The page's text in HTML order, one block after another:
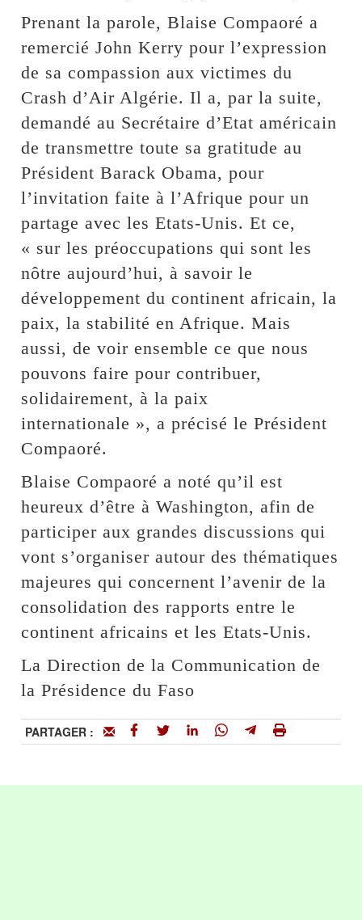
Prenant la parole, Blaise Compaoré a
remercié John Kerry pour l’expression
de sa compassion aux victimes du
Crash d’Air Algérie. Il a, par la suite,
demandé au Secrétaire d’Etat américain
de transmettre toute sa gratitude au
Président Barack Obama, pour
l’invitation faite à l’Afrique pour un
partage avec les Etats-Unis. Et ce,
« sur les préoccupations qui sont les
nôtre aujourd’hui, à savoir le
développement du continent africain, la
paix, la stabilité en Afrique. Mais
aussi, de voir ensemble ce que nous
pouvons faire pour contribuer,
solidairement, à la paix
internationale », a précisé le Président
Compaoré.
Blaise Compaoré a noté qu’il est
heureux d’être à Washington, afin de
participer aux grandes discussions qui
vont s’organiser autour des thématiques
majeures qui concernent l’avenir de la
consolidation des rapports entre le
continent africains et les Etats-Unis.
La Direction de la Communication de
la Présidence du Faso
PARTAGER :